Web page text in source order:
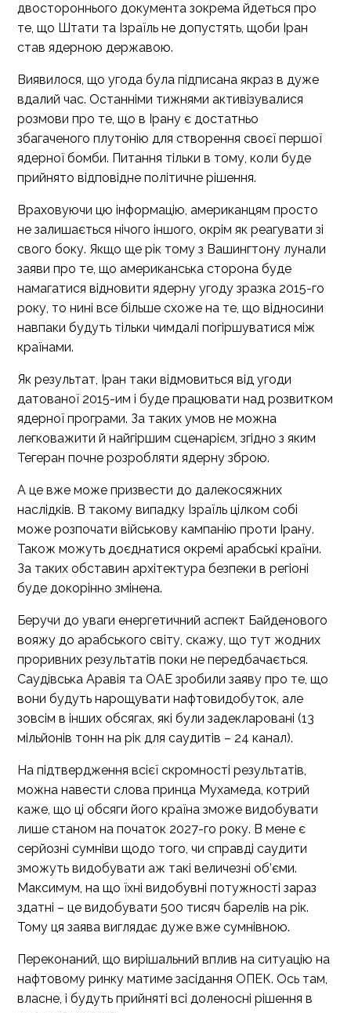
двостороннього документа зокрема йдеться про
те, що Штати та Ізраїль не допустять, щоби Іран
став ядерною державою.
Виявилося, що угода була підписана якраз в дуже
вдалий час. Останніми тижнями активізувалися
розмови про те, що в Ірану є достатньо
збагаченого плутонію для створення своєї першої
ядерної бомби. Питання тільки в тому, коли буде
прийнято відповідне політичне рішення.
Враховуючи цю інформацію, американцям просто
не залишається нічого іншого, окрім як реагувати зі
свого боку. Якщо ще рік тому з Вашингтону лунали
заяви про те, що американська сторона буде
намагатися відновити ядерну угоду зразка 2015-го
року, то нині все більше схоже на те, що відносини
навпаки будуть тільки чимдалі погіршуватися між
країнами.
Як результат, Іран таки відмовиться від угоди
датованої 2015-им і буде працювати над розвитком
ядерної програми. За таких умов не можна
легковажити й найгіршим сценарієм, згідно з яким
Тегеран почне розробляти ядерну зброю.
А це вже може призвести до далекосяжних
наслідків. В такому випадку Ізраїль цілком собі
може розпочати військову кампанію проти Ірану.
Також можуть доєднатися окремі арабські країни.
За таких обставин архітектура безпеки в регіоні
буде докорінно змінена.
Беручи до уваги енергетичний аспект Байденового
вояжу до арабського світу, скажу, що тут жодних
проривних результатів поки не передбачається.
Саудівська Аравія та ОАЕ зробили заяву про те, що
вони будуть нарощувати нафтовидобуток, але
зовсім в інших обсягах, які були задекларовані (13
мільйонів тонн на рік для саудитів – 24 канал).
На підтвердження всієї скромності результатів,
можна навести слова принца Мухамеда, котрий
каже, що ці обсяги його країна зможе видобувати
лише станом на початок 2027-го року. В мене є
серйозні сумніви щодо того, чи справді саудити
зможуть видобувати аж такі величезні об’єми.
Максимум, на що їхні видобувні потужності зараз
здатні – це видобувати 500 тисяч барелів на рік.
Тому ця заява виглядає дуже вже сумнівною.
Переконаний, що вирішальний вплив на ситуацію на
нафтовому ринку матиме засідання ОПЕК. Ось там,
власне, і будуть прийняті всі доленосні рішення в